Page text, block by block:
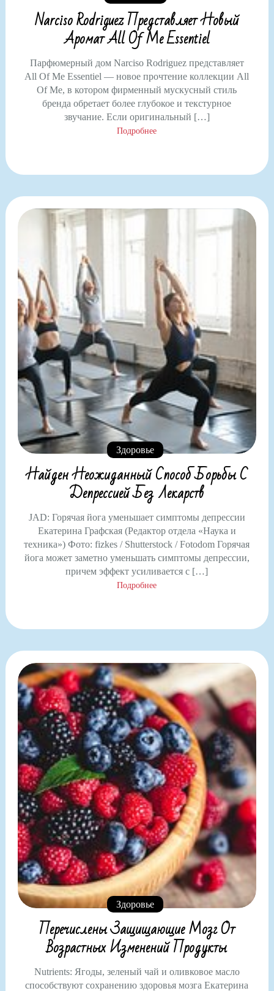
Narciso Rodriguez Представляет Новый
Аромат All Of Me Essentiel
Парфюмерный дом Narciso Rodriguez представляет
All Of Me Essentiel — новое прочтение коллекции All
Of Me, в котором фирменный мускусный стиль
бренда обретает более глубокое и текстурное
звучание. Если оригинальный […]
Подробнее
Здоровье
Найден Неожиданный Способ Борьбы С
Депрессией Без Лекарств
JAD: Горячая йога уменьшает симптомы депрессии
Екатерина Графская (Редактор отдела «Наука и
техника») Фото: fizkes / Shutterstock / Fotodom Горячая
йога может заметно уменьшать симптомы депрессии,
причем эффект усиливается с […]
Подробнее
Здоровье
Перечислены Защищающие Мозг От
Возрастных Изменений Продукты
Nutrients: Ягоды, зеленый чай и оливковое масло
способствуют сохранению здоровья мозга Екатерина